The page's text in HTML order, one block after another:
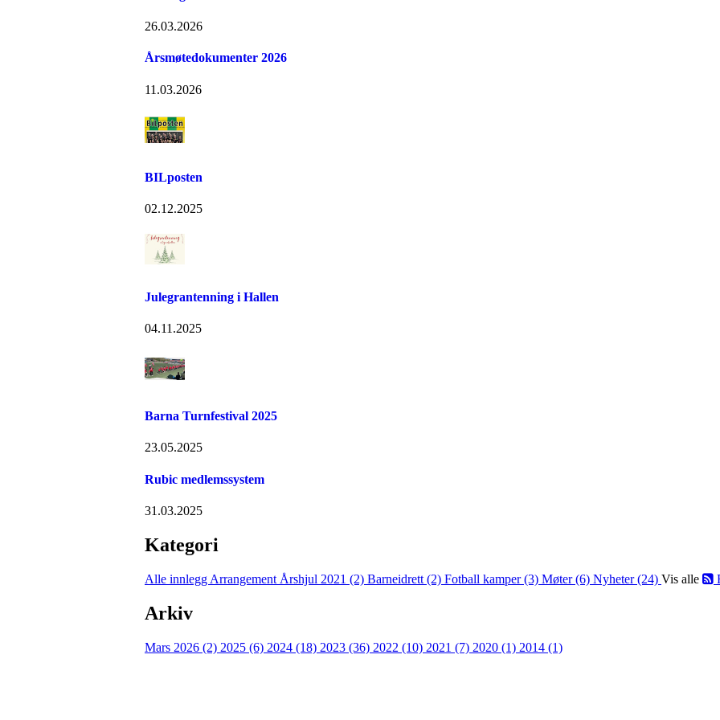
26.03.2026
Årsmøtedokumenter 2026
11.03.2026
BILposten
02.12.2025
Julegrantenning i Hallen
04.11.2025
Barna Turnfestival 2025
23.05.2025
Rubic medlemssystem
31.03.2025
Kategori
Alle innlegg Arrangement Årshjul 2021 (2) Barneidrett (2) Fotball kamper (3) Møter (6) Nyheter (24) Vis alle
Arkiv
Mars 2026 (2) 2025 (6) 2024 (18) 2023 (36) 2022 (10) 2021 (7) 2020 (1) 2014 (1)